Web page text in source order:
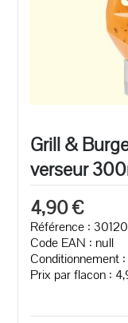
Grill &
verseur
4,90 €
Référence : 30120
Code EAN : null
Conditionnement
Prix par flacon :